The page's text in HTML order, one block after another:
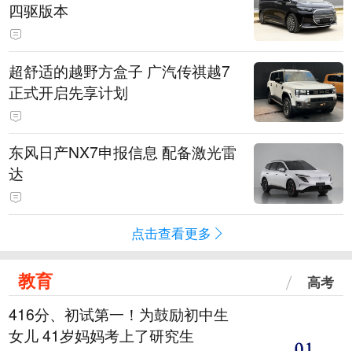
四驱版本
超舒适的越野方盒子 广汽传祺越7
正式开启先享计划
东风日产NX7申报信息 配备激光雷
达
点击查看更多
教育 高考
416分、初试第一！为鼓励初中生
女儿 41岁妈妈考上了研究生